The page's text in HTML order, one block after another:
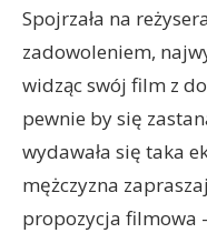
Spojrzała na
zadowoleniem,
widząc swój film z
pewnie by się
wydawała się taka
mężczyzna
propozycja filmowa